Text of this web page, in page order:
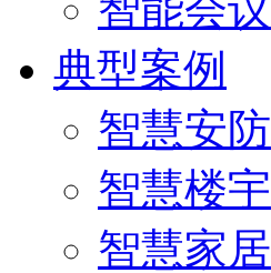
典型案例
智慧安防
智慧楼宇
智慧家居